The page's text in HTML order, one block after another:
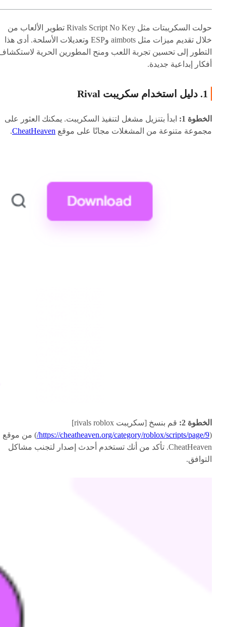
حولت السكريبتات مثل Rivals Script No Key تطوير الألعاب من
خلال تقديم ميزات مثل aimbots وESP وتعديلات الأسلحة. أدى هذا
التطور إلى تحسين تجربة اللعب ومنح المطورين الحرية
أفكار إبداعية جديدة.
1. دليل استخدام سكريبت Rival
الخطوة 1:
ابدأ بتنزيل مشغل لتنفيذ السكريبت. يمكنك العثور على
مجموعة متنوعة من المشغلات مجانًا على موقع CheatHeaven
.
الخطوة 2:
قم بنسخ [سكريبت rivals roblox]
(
https://cheatheaven.org/category/roblox/scripts/page/9/ ) من موقع
CheatHeaven. تأكد من أنك تستخدم أحدث إصدار لتجنب مشاكل
التوافق.